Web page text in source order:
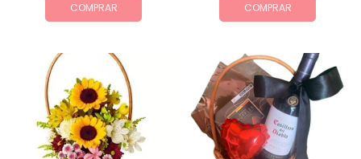
COMPRAR COMPRAR